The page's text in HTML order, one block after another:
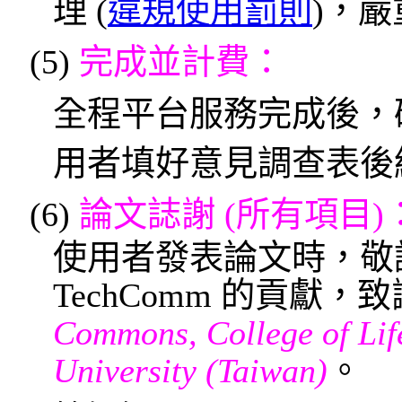
理 (違規使用罰則 )，嚴
(5) 完成並計費：
全程平台服務完成後
用者填好意見調查表
(6) 論文誌謝 (所有項目)
使用者發表論文時，敬
TechComm 的貢獻，
Commons, College of
University (Taiwan) 。